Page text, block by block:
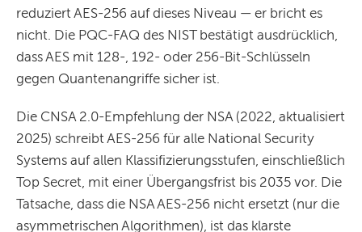
reduziert AES-256 auf dieses Niveau — er bricht es
nicht. Die PQC-FAQ des NIST bestätigt ausdrücklich,
dass AES mit 128-, 192- oder 256-Bit-Schlüsseln
gegen Quantenangriffe sicher ist.
Die CNSA 2.0-Empfehlung der NSA (2022, aktualisiert
2025) schreibt AES-256 für alle National Security
Systems auf allen Klassifizierungsstufen, einschließlich
Top Secret, mit einer Übergangsfrist bis 2035 vor. Die
Tatsache, dass die NSA AES-256 nicht ersetzt (nur die
asymmetrischen Algorithmen), ist das klarste